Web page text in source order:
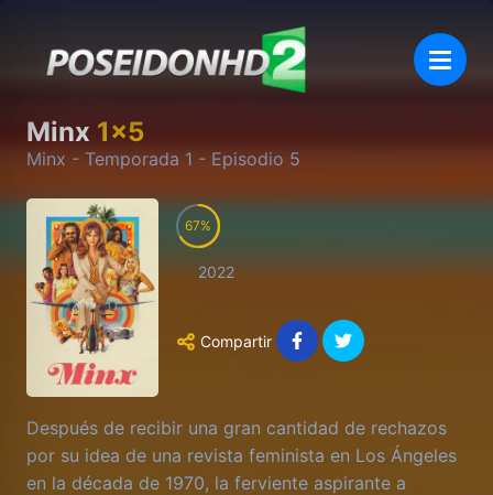
Minx 1x5
Minx - Temporada 1 - Episodio 5
67
2022
Compartir
Después de recibir una gran cantidad de rechazos
por su idea de una revista feminista en Los Ángeles
en la década de 1970, la ferviente aspirante a